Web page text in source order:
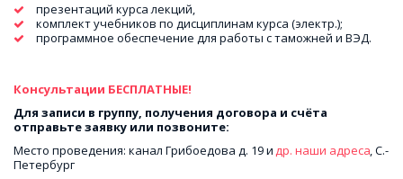
презентаций курса лекций,
комплект учебников по дисциплинам курса (электр.);
программное обеспечение для работы с таможней и ВЭД.
Консультации БЕСПЛАТНЫЕ!
Для записи в группу, получения договора и счёта
отправьте заявку или позвоните:
Место проведения: канал Грибоедова д. 19 и др. наши адреса, С.-
Петербург